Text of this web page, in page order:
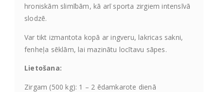
hroniskām slimībām, kā arī sporta zirgiem intensīvā
slodzē.
Var tikt izmantota kopā ar ingveru, lakricas sakni,
fenheļa sēklām, lai mazinātu locītavu sāpes.
Lietošana:
Zirgam (500 kg): 1 – 2 ēdamkarote dienā